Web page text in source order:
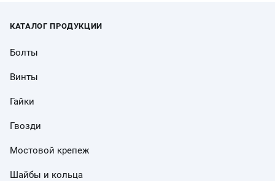
КАТАЛОГ ПРОДУКЦИИ
Болты
Винты
Гайки
Гвозди
Мостовой крепеж
Шайбы и кольца